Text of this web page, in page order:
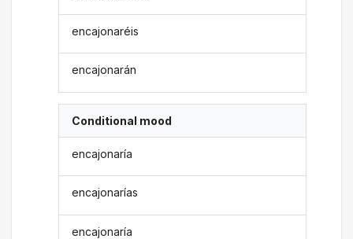
encajonaréis
encajonarán
Conditional mood
encajonaría
encajonarías
encajonaría